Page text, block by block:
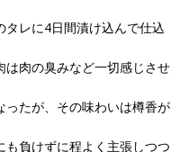
レに4日間漬け込んで仕込
肉の臭みなど一切感じさせ
たが、その味わいは樽香が
負けずに程よく主張しつつ